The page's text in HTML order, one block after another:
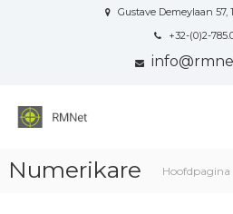
Gustave Demeylaan 57,
+32-(0)2-
Reflexion
Medical
Your
Numerikare Hoofdpagina